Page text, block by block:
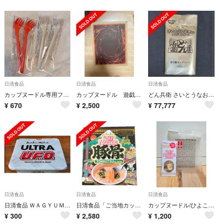
日清食品
カップヌードル専用フォーク
¥ 670
日清食品
カップヌードル 遊戯王 20個入り1ケース インスタントフュージョン
¥ 2,500
日清食品
どん兵衛 さいとうなおき どんぎつねカード 全5種 コンプリート 開封済み
¥ 77,777
日清食品
日清食品 ＷＡＧＹＵＭＡＦＩＡＵＦＯ
¥ 300
日清食品
日清食品「ご当地カップヌードルミニ 豚骨味 4食入り」×4箱 動物性原料不使用
¥ 2,580
日清食品
カップヌードル/ひよこちゃん/ご当地/キーホルダー//雑貨/置物/可愛い/限定品
¥ 1,200